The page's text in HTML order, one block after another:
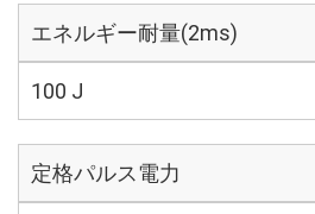
エネルギー耐量(2ms)
100 J
定格パルス電力